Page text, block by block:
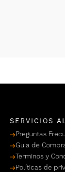
SERVICIOS
Preguntas
Guia de
Terminos y
Políticas de